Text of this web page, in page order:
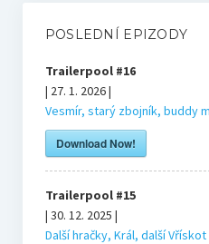
2022
Bourne’s blog
Mikovy mini
POSLEDNÍ EPIZODY
Trailerpool #16
| 27. 1. 2026 |
Vesmír, starý zbojník, buddy
Download Now!
Trailerpool #15
| 30. 12. 2025 |
Další hračky, Král, další